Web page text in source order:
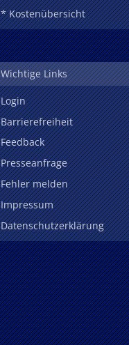
* Kostenübersicht
Wichtige Links
Login
Barrierefreiheit
Feedback
Presseanfrage
Fehler melden
Impressum
Datenschutzerklärung